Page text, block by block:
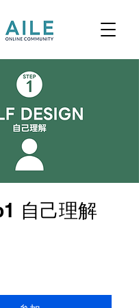
自己理解